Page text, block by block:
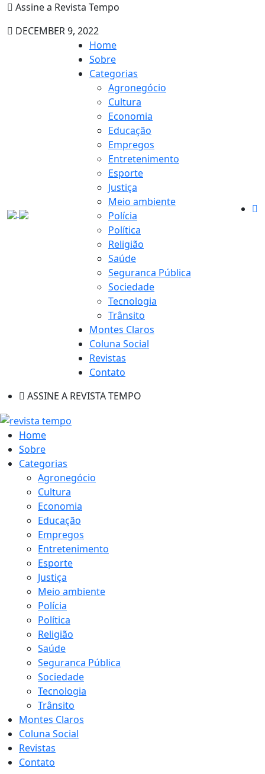
Assine a Revista Tempo
DECEMBER 9, 2022
Home
Sobre
Categorias
Agronegócio
Cultura
Economia
Educação
Empregos
Entretenimento
Esporte
Justiça
Meio ambiente
Polícia
Política
Religião
Saúde
Seguranca Pública
Sociedade
Tecnologia
Trânsito
Montes Claros
Coluna Social
Revistas
Contato
ASSINE A REVISTA TEMPO
Home
Sobre
Categorias
Agronegócio
Cultura
Economia
Educação
Empregos
Entretenimento
Esporte
Justiça
Meio ambiente
Polícia
Política
Religião
Saúde
Seguranca Pública
Sociedade
Tecnologia
Trânsito
Montes Claros
Coluna Social
Revistas
Contato